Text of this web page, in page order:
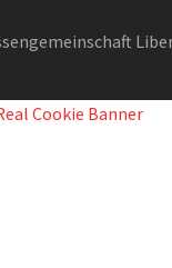
Cookie Banner